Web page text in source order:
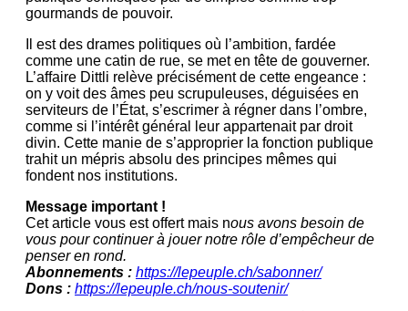
gourmands de pouvoir.
Il est des drames politiques où l’ambition, fardée
comme une catin de rue, se met en tête de gouverner.
L’affaire Dittli relève précisément de cette engeance :
on y voit des âmes peu scrupuleuses, déguisées en
serviteurs de l’État, s’escrimer à régner dans l’ombre,
comme si l’intérêt général leur appartenait par droit
divin. Cette manie de s’approprier la fonction publique
trahit un mépris absolu des principes mêmes qui
fondent nos institutions.
Message important !
Cet article vous est offert mais nous avons besoin de
vous pour continuer à jouer notre rôle d’empêcheur de
penser en rond.
Abonnements : https://lepeuple.ch/sabonner/
Dons : https://lepeuple.ch/nous-soutenir/